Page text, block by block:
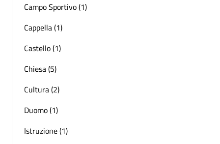
Campo Sportivo (1)
Cappella (1)
Castello (1)
Chiesa (5)
Cultura (2)
Duomo (1)
Istruzione (1)